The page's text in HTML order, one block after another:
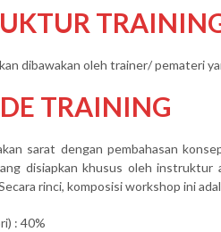
dibawakan oleh trainer/ pemateri
TRAINING
sarat dengan pembahasan
disiapkan khusus oleh
rinci, komposisi workshop ini
: 40%